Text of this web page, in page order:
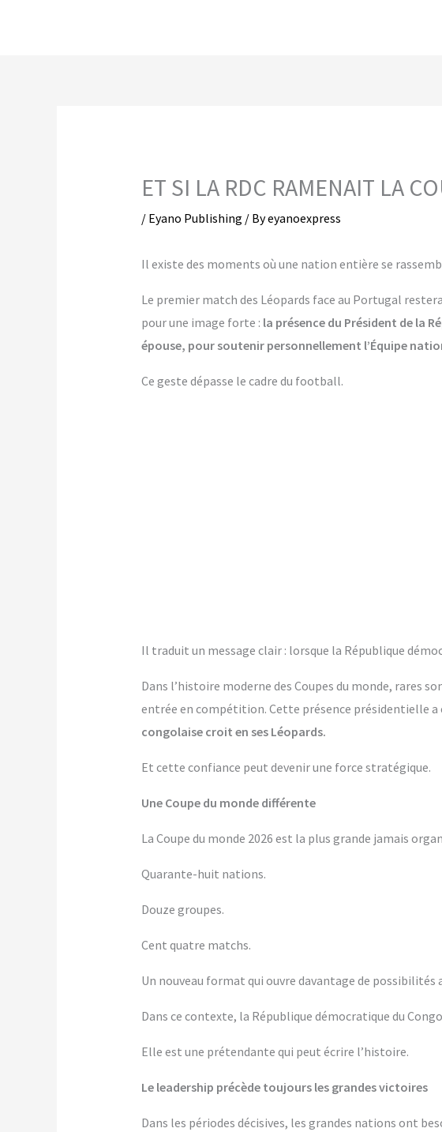
ET SI LA RDC RAMENAIT LA
/ Eyano Publishing / Byeyanoexpress
Il existe des moments où une nation entière se
Le premier match des Léopards face au Portugal
pour une image forte : la présence du Président de la
épouse, pour soutenir personnellement l’Équipe
Ce geste dépasse le cadre du football.
Il traduit un message clair : lorsque la République
Dans l’histoire moderne des Coupes du monde, rares
entrée en compétition. Cette présence présidentielle a
congolaise croit en ses Léopards.
Et cette confiance peut devenir une force stratégique.
Une Coupe du monde différente
La Coupe du monde 2026 est la plus grande jamais
Quarante-huit nations.
Douze groupes.
Cent quatre matchs.
Un nouveau format qui ouvre davantage de
Dans ce contexte, la République démocratique du
Elle est une prétendante qui peut écrire l’histoire.
Le leadership précède toujours les grandes victoires
Dans les périodes décisives, les grandes nations ont